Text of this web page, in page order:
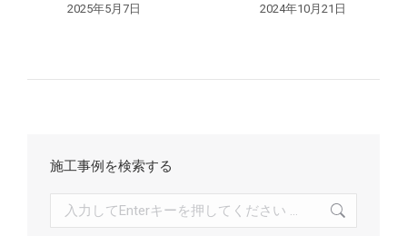
2025年5月7日 2024年10月21日
施工事例を検索する